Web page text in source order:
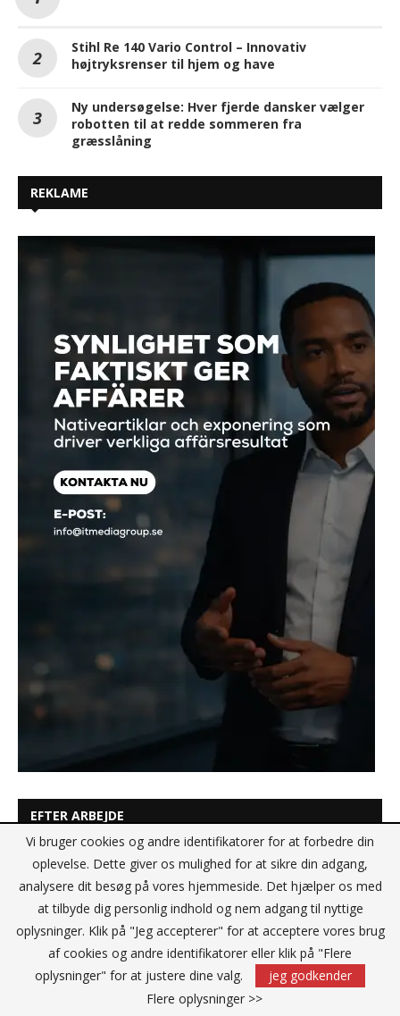
Stihl Re 140 Vario Control – Innovativ
højtryksrenser til hjem og have
Ny undersøgelse: Hver fjerde dansker vælger
robotten til at redde sommeren fra
græsslåning
REKLAME
EFTER ARBEJDE
Vi bruger cookies og andre identifikatorer for at forbedre din
oplevelse. Dette giver os mulighed for at sikre din adgang,
analysere dit besøg på vores hjemmeside. Det hjælper os med
at tilbyde dig personlig indhold og nem adgang til nyttige
oplysninger. Klik på "Jeg accepterer" for at acceptere vores brug
af cookies og andre identifikatorer eller klik på "Flere
oplysninger" for at justere dine valg.
jeg godkender
Flere oplysninger >>